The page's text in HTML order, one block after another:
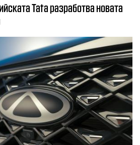
Tata разработва новата